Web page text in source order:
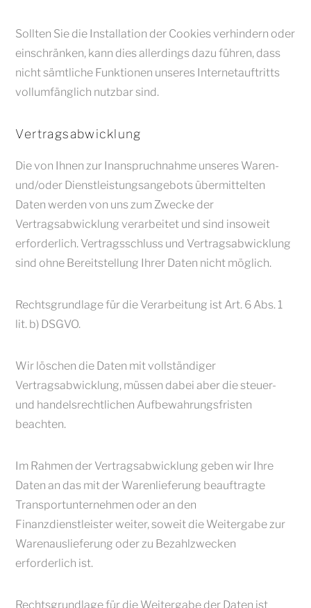
Sollten Sie die Installation der Cookies verhindern oder
einschränken, kann dies allerdings dazu führen, dass
nicht sämtliche Funktionen unseres Internetauftritts
vollumfänglich nutzbar sind.
Vertragsabwicklung
Die von Ihnen zur Inanspruchnahme unseres Waren-
und/oder Dienstleistungsangebots übermittelten
Daten werden von uns zum Zwecke der
Vertragsabwicklung verarbeitet und sind insoweit
erforderlich. Vertragsschluss und Vertragsabwicklung
sind ohne Bereitstellung Ihrer Daten nicht möglich.
Rechtsgrundlage für die Verarbeitung ist Art. 6 Abs. 1
lit. b) DSGVO.
Wir löschen die Daten mit vollständiger
Vertragsabwicklung, müssen dabei aber die steuer-
und handelsrechtlichen Aufbewahrungsfristen
beachten.
Im Rahmen der Vertragsabwicklung geben wir Ihre
Daten an das mit der Warenlieferung beauftragte
Transportunternehmen oder an den
Finanzdienstleister weiter, soweit die Weitergabe zur
Warenauslieferung oder zu Bezahlzwecken
erforderlich ist.
Rechtsgrundlage für die Weitergabe der Daten ist